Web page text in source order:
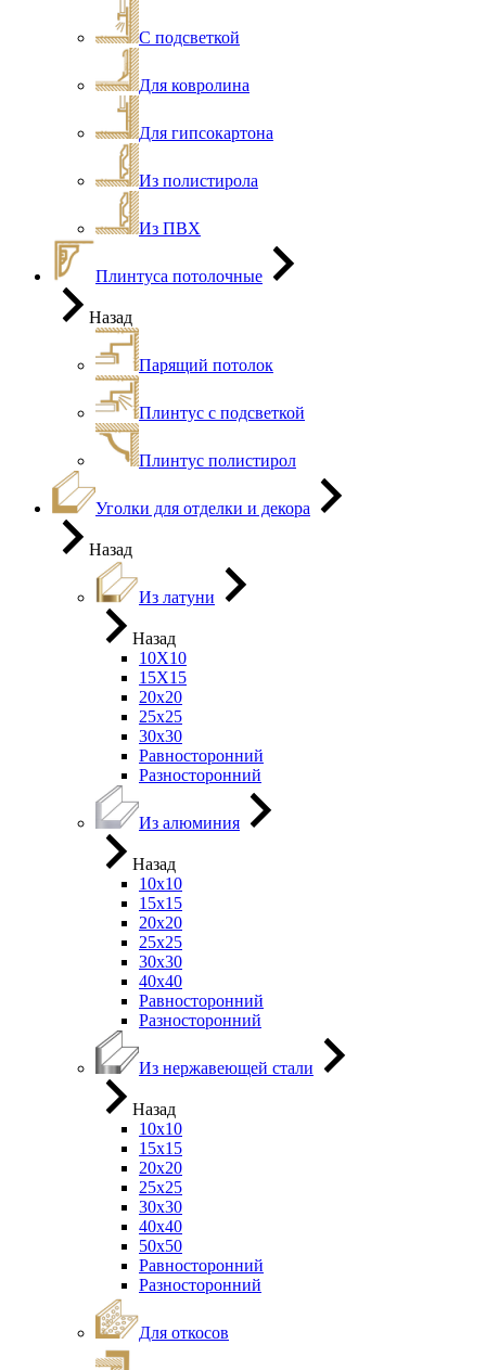
С подсветкой
Для ковролина
Для гипсокартона
Из полистирола
Из ПВХ
Плинтуса потолочные
Назад
Парящий потолок
Плинтус с подсветкой
Плинтус полистирол
Уголки для отделки и декора
Назад
Из латуни
Назад
10Х10
15Х15
20х20
25х25
30х30
Равносторонний
Разносторонний
Из алюминия
Назад
10х10
15х15
20х20
25х25
30х30
40х40
Равносторонний
Разносторонний
Из нержавеющей стали
Назад
10х10
15х15
20х20
25х25
30х30
40х40
50х50
Равносторонний
Разносторонний
Для откосов